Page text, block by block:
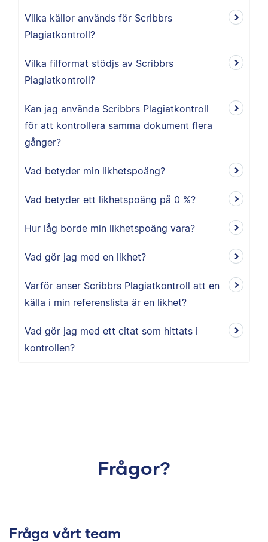
Vilka källor används för Scribbrs
Plagiatkontroll?
Vilka filformat stödjs av Scribbrs
Plagiatkontroll?
Kan jag använda Scribbrs Plagiatkontroll
för att kontrollera samma dokument flera
gånger?
Vad betyder min likhetspoäng?
Vad betyder ett likhetspoäng på 0 %?
Hur låg borde min likhetspoäng vara?
Vad gör jag med en likhet?
Varför anser Scribbrs Plagiatkontroll att en
källa i min referenslista är en likhet?
Vad gör jag med ett citat som hittats i
kontrollen?
Frågor?
Fråga vårt team